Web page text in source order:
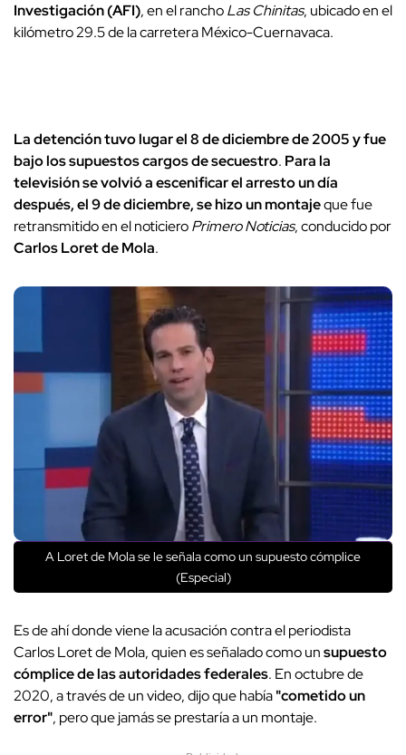
Investigación (AFI), en el ranchoLas Chinitas, ubicado en el
kilómetro 29.5 de la carretera México-Cuernavaca.
La detención tuvo lugar el 8 de diciembre de 2005 y fue
bajo los supuestos cargos de secuestro. Para la
televisión se volvió a escenificar el arresto un día
después, el 9 de diciembre, se hizo un montajeque fue
retransmitido en el noticieroPrimero Noticias, conducido por
Carlos Loret de Mola.
A Loret de Mola se le señala como un supuesto cómplice
(Especial)
Es de ahí donde viene la acusación contra el periodista
Carlos Loret de Mola, quien es señalado como unsupuesto
cómplice de las autoridades federales. En octubre de
2020, a través de un video, dijo que había"cometido un
error", pero que jamás se prestaría a un montaje.